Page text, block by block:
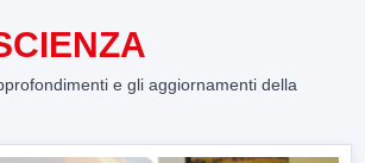
e gli aggiornamenti della